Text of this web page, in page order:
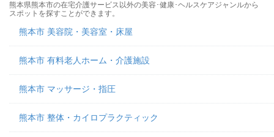
熊本県熊本市の在宅介護サービス以外の美容･健康･ヘルスケアジャンルから
スポットを探すことができます。
熊本市 美容院・美容室・床屋
熊本市 有料老人ホーム・介護施設
熊本市 マッサージ・指圧
熊本市 整体・カイロプラクティック